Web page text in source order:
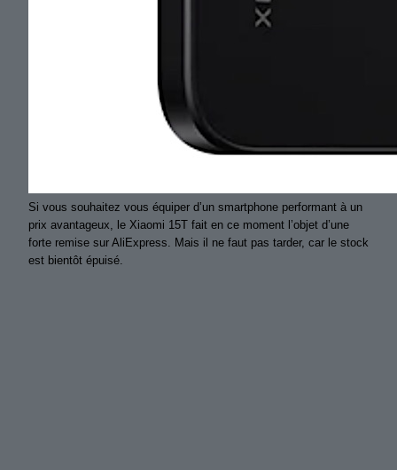
Si vous souhaitez vous équiper d’un smartphone performant à un
prix avantageux, le Xiaomi 15T fait en ce moment l’objet d’une
forte remise sur AliExpress. Mais il ne faut pas tarder, car le stock
est bientôt épuisé.